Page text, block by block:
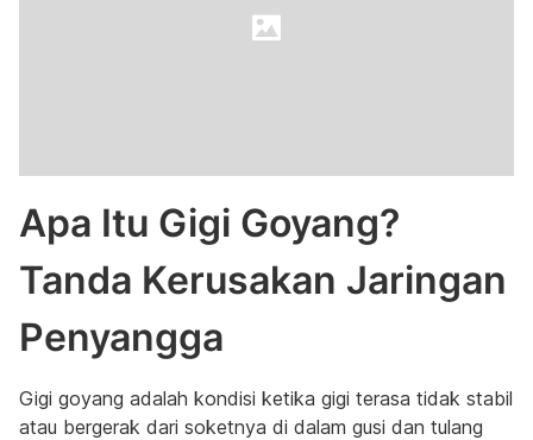
Apa Itu Gigi Goyang?
Tanda Kerusakan Jaringan
Penyangga
Gigi goyang adalah kondisi ketika gigi terasa tidak stabil
atau bergerak dari soketnya di dalam gusi dan tulang